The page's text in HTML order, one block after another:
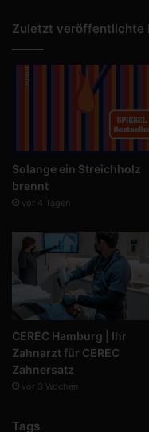
Zuletzt veröffentlichte
Solange ein Streichholz
brennt
vor 4 Tagen
CEREC Hamburg | Ihr
Zahnarzt für CEREC
Zahnersatz
vor 3 Wochen
Tags